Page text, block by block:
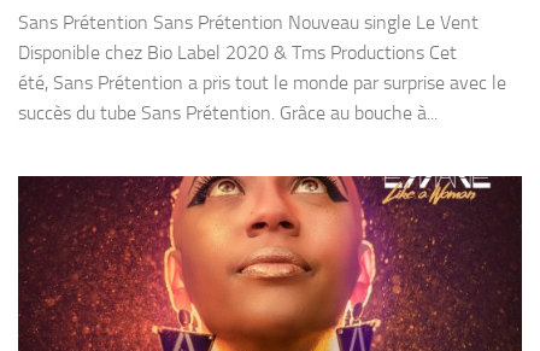
Sans Prétention Sans Prétention Nouveau single Le Vent
Disponible chez Bio Label 2020 & Tms Productions Cet
été, Sans Prétention a pris tout le monde par surprise avec le
succès du tube Sans Prétention. Grâce au bouche à...